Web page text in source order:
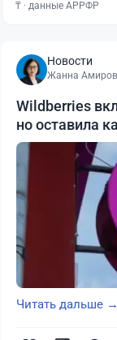
₸ · данные АРРФР
Новости
Жанна
Wildberries
но оставила
Читать дальше →